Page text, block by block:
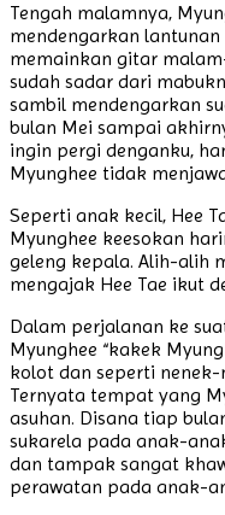
Tengah malamnya,
mendengarkan
memainkan gitar
sudah sadar dari
sambil mendengarkan
bulan Mei sampai
ingin pergi denganku,
Myunghee tidak
Seperti anak kecil, Hee
Myunghee keesokan
geleng kepala. Alih-alih
mengajak Hee Tae ikut
Dalam perjalanan ke
Myunghee “kakek
kolot dan seperti nenek-
Ternyata tempat yang
asuhan. Disana tiap
sukarela pada anak-
dan tampak sangat
perawatan pada anak-